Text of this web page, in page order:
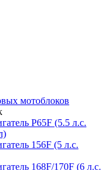
мотоблоков
P65F (5.5 л.с.
156F (5 л.с.
168F/170F (6 л.с.